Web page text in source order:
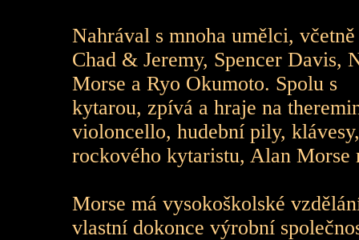
Nahrával s mnoha umělci, včetně
Chad & Jeremy, Spencer Davis,
Morse a Ryo Okumoto. Spolu s
kytarou, zpívá a hraje na
violoncello, hudební pily,
rockového kytaristu, Alan Morse
Morse má vysokoškolské
vlastní dokonce výrobní